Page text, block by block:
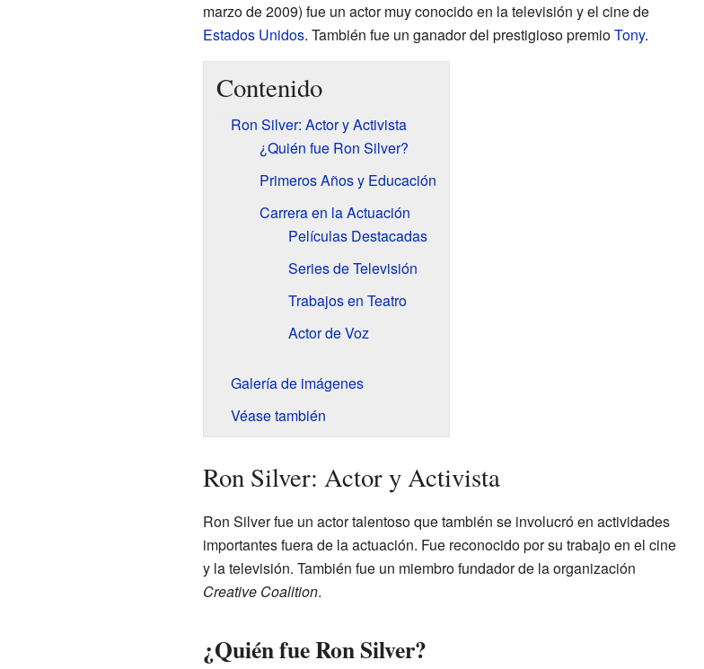
marzo de 2009) fue un actor muy conocido en la televisión y el cine de
Estados Unidos. También fue un ganador del prestigioso premioTony.
Contenido
Ron Silver: Actor y Activista
¿Quién fue Ron Silver?
Primeros Años y Educación
Carrera en la Actuación
Películas Destacadas
Series de Televisión
Trabajos en Teatro
Actor de Voz
Galería de imágenes
Véase también
Ron Silver: Actor y Activista
Ron Silver fue un actor talentoso que también se involucró en actividades
importantes fuera de la actuación. Fue reconocido por su trabajo en el cine
y la televisión. También fue un miembro fundador de la organización
Creative Coalition.
¿Quién fue Ron Silver?